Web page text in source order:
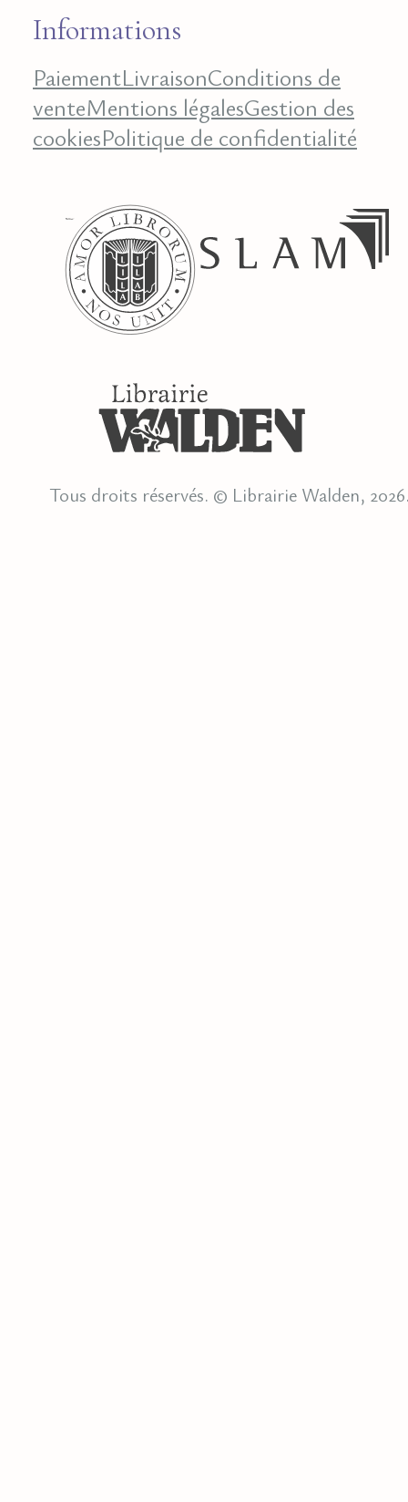
Informations
PaiementLivraisonConditions de
venteMentions légalesGestion des
cookiesPolitique de confidentialité
Tous droits réservés. © Librairie Walden,